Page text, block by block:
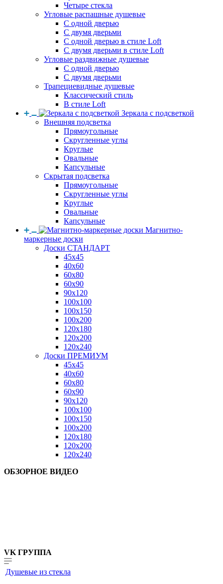
Четыре стекла
Угловые распашные душевые
С одной дверью
С двумя дверьми
С одной дверью в стиле Loft
С двумя дверьми в стиле Loft
Угловые раздвижные душевые
С одной дверью
С двумя дверьми
Трапециевидные душевые
Классический стиль
В стиле Loft
Зеркала с подсветкой
Внешняя подсветка
Прямоугольные
Скругленные углы
Круглые
Овальные
Капсульные
Скрытая подсветка
Прямоугольные
Скругленные углы
Круглые
Овальные
Капсульные
Магнитно-
маркерные доски
Доски СТАНДАРТ
45x45
40x60
60x80
60x90
90x120
100x100
100x150
100x200
120x180
120x200
120x240
Доски ПРЕМИУМ
45x45
40x60
60x80
60x90
90x120
100x100
100x150
100x200
120x180
120x200
120x240
ОБЗОРНОЕ ВИДЕО
VK ГРУППА
Душевые из стекла